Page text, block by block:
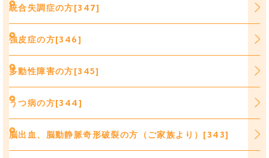
統合失調症の方[347]
強皮症の方[346]
多動性障害の方[345]
うつ病の方[344]
脳出血、脳動静脈奇形破裂の方（ご家族より）[343]